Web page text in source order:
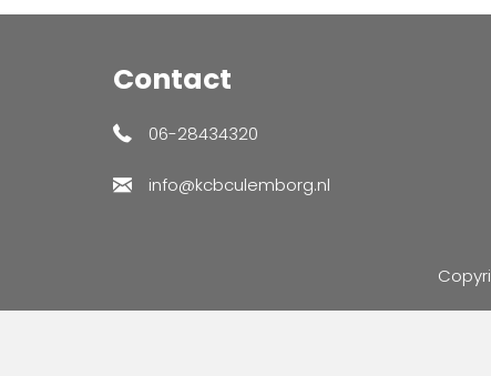
Contact
06-28434320
info@kcbculemborg.nl